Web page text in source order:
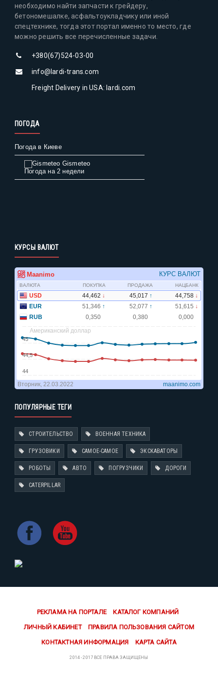
необходимо найти запчасти к грейдеру,
бетономешалке, асфальтоукладчику или иной
спецтехнике, тогда этот портал именно то место, где
можно решить все перечисленные задачи.
+380(67)524-03-00
info@lardi-trans.com
Freight Delivery in USA: lardi.com
ПОГОДА
Погода в Киеве
Gismeteo
Погода на 2 недели
КУРСЫ ВАЛЮТ
ПОПУЛЯРНЫЕ ТЕГИ
СТРОИТЕЛЬСТВО ВОЕННАЯ ТЕХНИКА
ГРУЗОВИКИ САМОЕ-САМОЕ ЭКСКАВАТОРЫ
РОБОТЫ АВТО ПОГРУЗЧИКИ ДОРОГИ
CATERPILLAR
РЕКЛАМА НА ПОРТАЛЕ КАТАЛОГ КОМПАНИЙ
ЛИЧНЫЙ КАБИНЕТ ПРАВИЛА ПОЛЬЗОВАНИЯ САЙТОМ
КОНТАКТНАЯ ИНФОРМАЦИЯ КАРТА САЙТА
2014 - 2017 ВСЕ ПРАВА ЗАЩИЩЕНЫ